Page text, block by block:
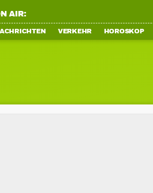
AIR:
VERKEHR HOROSKOP